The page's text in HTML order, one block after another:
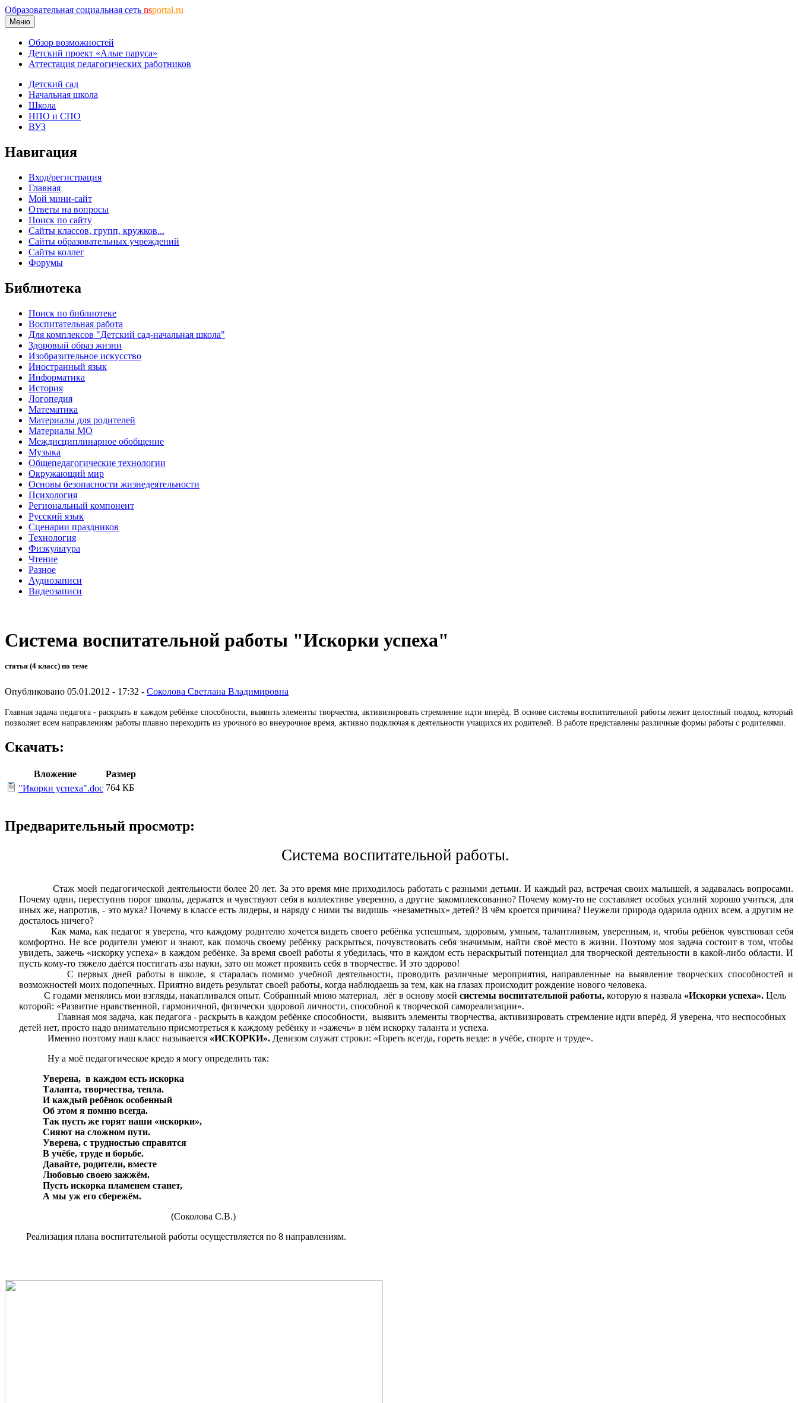
Образовательная социальная сеть nsportal.ru
Меню
Обзор возможностей
Детский проект «Алые паруса»
Аттестация педагогических работников
Детский сад
Начальная школа
Школа
НПО и СПО
ВУЗ
Навигация
Вход/регистрация
Главная
Мой мини-сайт
Ответы на вопросы
Поиск по сайту
Сайты классов, групп, кружков...
Сайты образовательных учреждений
Сайты коллег
Форумы
Библиотека
Поиск по библиотеке
Воспитательная работа
Для комплексов "Детский сад-начальная школа"
Здоровый образ жизни
Изобразительное искусство
Иностранный язык
Информатика
История
Логопедия
Математика
Материалы для родителей
Материалы МО
Междисциплинарное обобщение
Музыка
Общепедагогические технологии
Окружающий мир
Основы безопасности жизнедеятельности
Психология
Региональный компонент
Русский язык
Сценарии праздников
Технология
Физкультура
Чтение
Разное
Аудиозаписи
Видеозаписи
Система воспитательной работы "Искорки успеха"
статья (4 класс) по теме
Опубликовано 05.01.2012 - 17:32 - Соколова Светлана Владимировна
Главная задача педагога - раскрыть в каждом ребёнке способности, выявить элементы творчества, активизировать стремление идти вперёд. В основе системы воспитательной работы лежит целостный подход, который
позволяет всем направлениям работы плавно переходить из урочного во внеурочное время, активно подключая к деятельности учащихся их родителей. В работе представлены различные формы работы с родителями.
Скачать:
Вложение
Размер
"Икорки успеха".doc 764 КБ
Предварительный просмотр:
Система воспитательной работы.
Стаж моей педагогической деятельности более 20 лет. За это время мне приходилось работать с разными детьми. И каждый раз, встречая своих малышей, я задавалась вопросами.
Почему одни, переступив порог школы, держатся и чувствуют себя в коллективе уверенно, а другие закомплексованно? Почему кому-то не составляет особых усилий хорошо учиться, для
иных же, напротив, - это мука? Почему в классе есть лидеры, и наряду с ними ты видишь «незаметных» детей? В чём кроется причина? Неужели природа одарила одних всем, а другим не
досталось ничего?
Как мама, как педагог я уверена, что каждому родителю хочется видеть своего ребёнка успешным, здоровым, умным, талантливым, уверенным, и, чтобы ребёнок чувствовал себя
комфортно. Не все родители умеют и знают, как помочь своему ребёнку раскрыться, почувствовать себя значимым, найти своё место в жизни. Поэтому моя задача состоит в том, чтобы
увидеть, зажечь «искорку успеха» в каждом ребёнке. За время своей работы я убедилась, что в каждом есть нераскрытый потенциал для творческой деятельности в какой-либо области. И
пусть кому-то тяжело даётся постигать азы науки, зато он может проявить себя в творчестве. И это здорово!
С первых дней работы в школе, я старалась помимо учебной деятельности, проводить различные мероприятия, направленные на выявление творческих способностей и
возможностей моих подопечных. Приятно видеть результат своей работы, когда наблюдаешь за тем, как на глазах происходит рождение нового человека.
С годами менялись мои взгляды, накапливался опыт. Собранный мною материал, лёг в основу моей системы воспитательной работы,которую я назвала «Искорки успеха».Цель
которой: «Развитие нравственной, гармоничной, физически здоровой личности, способной к творческой самореализации».
Главная моя задача, как педагога - раскрыть в каждом ребёнке способности, выявить элементы творчества, активизировать стремление идти вперёд. Я уверена, что неспособных
детей нет, просто надо внимательно присмотреться к каждому ребёнку и «зажечь» в нём искорку таланта и успеха.
Именно поэтому наш класс называется «ИСКОРКИ». Девизом служат строки: «Гореть всегда, гореть везде: в учёбе, спорте и труде».
Ну а моё педагогическое кредо я могу определить так:
Уверена, в каждом есть искорка
Таланта, творчества, тепла.
И каждый ребёнок особенный
Об этом я помню всегда.
Так пусть же горят наши «искорки»,
Сияют на сложном пути.
Уверена, с трудностью справятся
В учёбе, труде и борьбе.
Давайте, родители, вместе
Любовью своею зажжём.
Пусть искорка пламенем станет,
А мы уж его сбережём.
(Соколова С.В.)
Реализация плана воспитательной работы осуществляется по 8 направлениям.